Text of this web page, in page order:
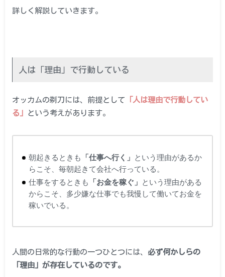
詳しく解説していきます。
人は「理由」で行動している
オッカムの剃刀には、前提として 「人は理由で行動してい
る」
という考えがあります。
朝起きるときも 「仕事へ行く」 という理由があるか
らこそ、毎朝起きて会社へ行っている。
仕事をするときも
「お金を稼ぐ」 という理由がある
からこそ、多少嫌な仕事でも我慢して働いてお金を
稼いでいる。
人間の日常的な行動の一つひとつには、 必ず何かしらの
「理由」が存在しているのです。